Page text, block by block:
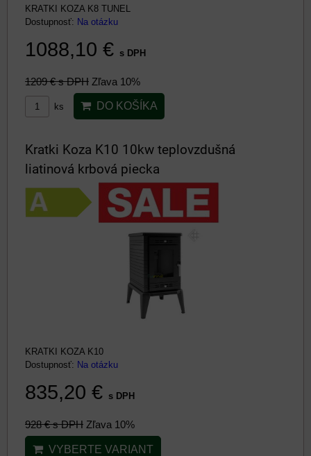
KRATKI KOZA K8 TUNEL
Dostupnosť: Na otázku
1088,10 € s DPH
1209 €s DPH Zľava 10%
ks DO KOŠÍKA
Kratki Koza K10 10kw teplovzdušná
liatinová krbová piecka
KRATKI KOZA K10
Dostupnosť: Na otázku
835,20 € s DPH
928 €s DPH Zľava 10%
VYBERTE VARIANT